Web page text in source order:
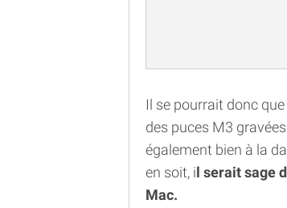
Il se pourrait donc
des puces M3
également bien à la
en soit, il serait sage
Mac.